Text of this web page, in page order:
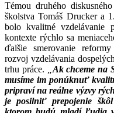
Témou druhého
školstva Tomáš Drucker a
bolo kvalitné vzdelávanie
kontexte rýchlo sa
ďalšie smerovanie
rozvoj vzdelávania
trhu práce.
Ak chceme na
musíme im ponúknuť
pripraví na reálne výzvy
je posilniť prepojenie